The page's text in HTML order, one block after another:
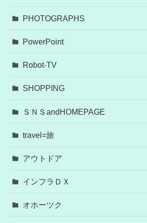
PHOTOGRAPHS
PowerPoint
Robot-TV
SHOPPING
ＳＮＳandHOMEPAGE
travel=旅
アウトドア
インフラＤＸ
オホーツク